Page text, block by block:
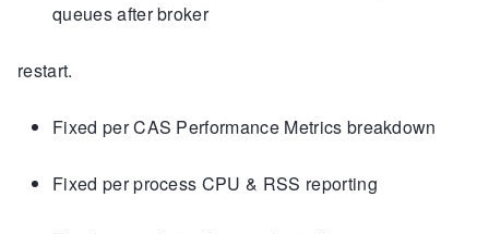
queues after broker
restart.
Fixed per CAS Performance Metrics breakdown
Fixed per process CPU & RSS reporting